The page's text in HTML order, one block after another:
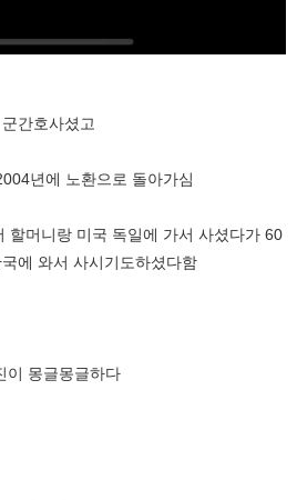
군간호사셨고
년에 노환으로 돌아가심
할머니랑 미국 독일에 가서 사셨다가 60
에 와서 사시기도하셨다함
이 몽글몽글하다